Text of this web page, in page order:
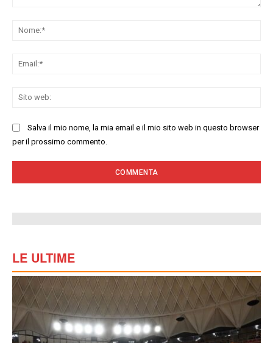
Salva il mio nome, la mia email e il mio sito web in questo browser
per il prossimo commento.
LE ULTIME